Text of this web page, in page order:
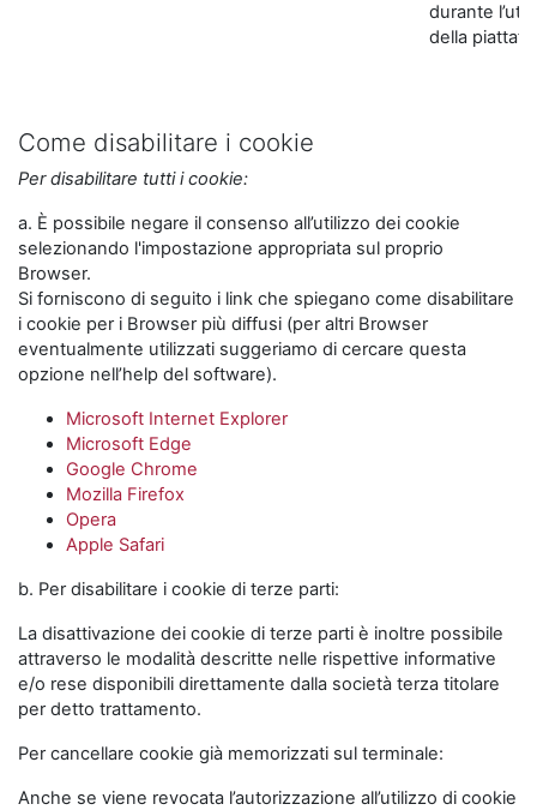
durante
della
Come disabilitare i cookie
Per disabilitare tutti i cookie:
a. È possibile negare il consenso all’utilizzo dei cookie
selezionando l'impostazione appropriata sul proprio
Browser.
Si forniscono di seguito i link che spiegano come disabilitare
i cookie per i Browser più diffusi (per altri Browser
eventualmente utilizzati suggeriamo di cercare questa
opzione nell’help del software).
Microsoft Internet Explorer
Microsoft Edge
Google Chrome
Mozilla Firefox
Opera
Apple Safari
b. Per disabilitare i cookie di terze parti:
La disattivazione dei cookie di terze parti è inoltre possibile
attraverso le modalità descritte nelle rispettive informative
e/o rese disponibili direttamente dalla società terza titolare
per detto trattamento.
Per cancellare cookie già memorizzati sul terminale:
Anche se viene revocata l’autorizzazione all’utilizzo di cookie